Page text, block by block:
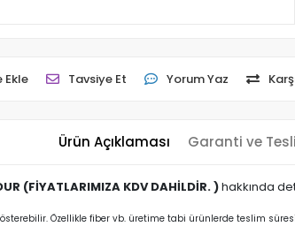
Ekle Tavsiye Et Yorum Yaz
Ürün Açıklaması Garanti ve
(FİYATLARIMIZA KDV DAHİLDİR. )hakkında
Özellikle fiber vb. üretime tabi ürünlerde teslim süresi